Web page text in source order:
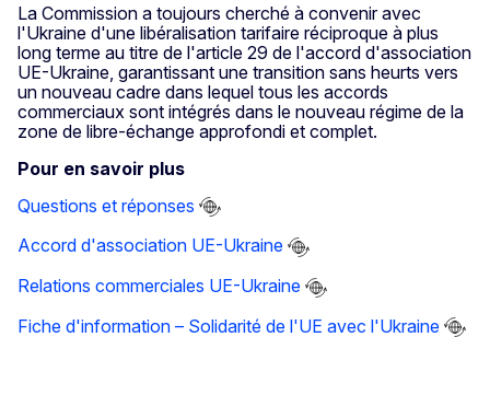
La Commission a toujours cherché à convenir avec
l'Ukraine d'une libéralisation tarifaire réciproque à plus
long terme au titre de l'article 29 de l'accord d'association
UE-Ukraine, garantissant une transition sans heurts vers
un nouveau cadre dans lequel tous les accords
commerciaux sont intégrés dans le nouveau régime de la
zone de libre-échange approfondi et complet.
Pour en savoir plus
Questions et réponses
Accord d'association UE-Ukraine
Relations commerciales UE-Ukraine
Fiche d'information – Solidarité de l'UE avec l'Ukraine